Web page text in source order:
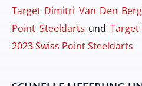
Target Dimitri Van Den
Point Steeldarts und
2023 Swiss Point Steeldarts